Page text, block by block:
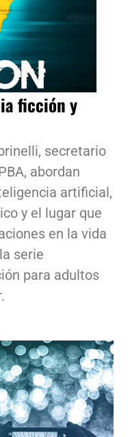
ficción y
secretario
abordan
artificial,
y el lugar que
en la vida
serie
para adultos